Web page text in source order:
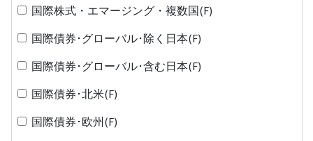
国際株式・エマージング・複数国(F)
国際債券･グローバル･除く日本(F)
国際債券･グローバル･含む日本(F)
国際債券･北米(F)
国際債券･欧州(F)